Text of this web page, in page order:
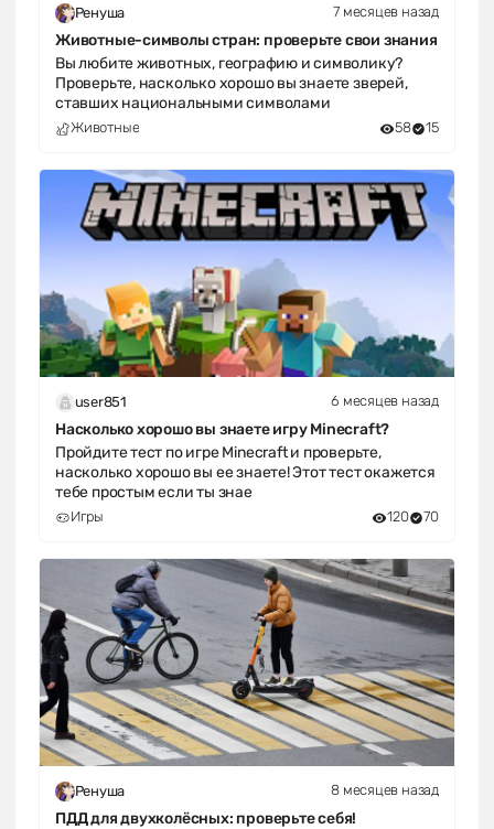
Ренуша 7 месяцев назад
Животные-символы стран: проверьте свои знания
Вы любите животных, географию и символику?
Проверьте, насколько хорошо вы знаете зверей,
ставших национальными символами
Животные 58 15
user851 6 месяцев назад
Насколько хорошо вы знаете игру Minecraft?
Пройдите тест по игре Minecraft и проверьте,
насколько хорошо вы ее знаете! Этот тест окажется
тебе простым если ты знае
Игры 120 70
Ренуша 8 месяцев назад
ПДД для двухколёсных: проверьте себя!